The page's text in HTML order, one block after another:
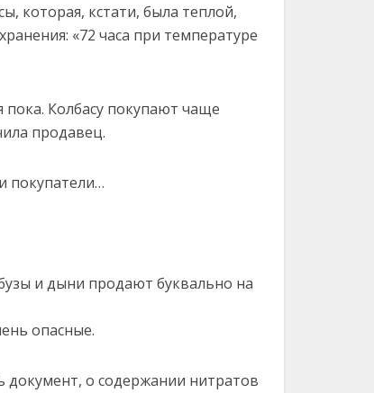
которая, кстати, была теплой,
«72 часа при температуре
Колбасу покупают чаще
продавец.
покупатели…
и дыни продают буквально на
опасные.
документ, о содержании нитратов